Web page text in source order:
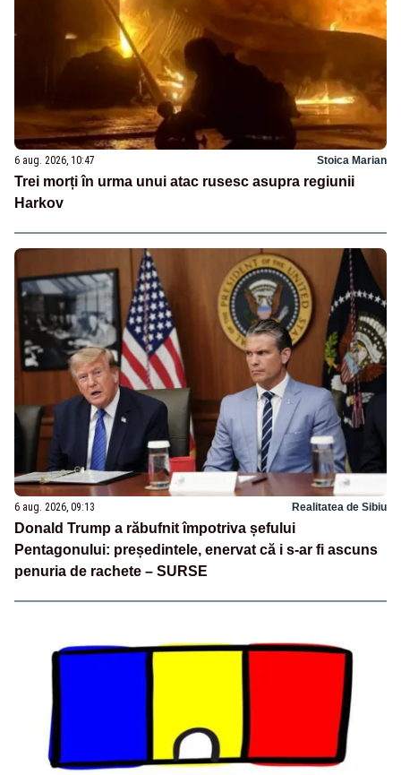
6 aug. 2026, 10:47 Stoica Marian
Trei morți în urma unui atac rusesc asupra regiunii
Harkov
6 aug. 2026, 09:13 Realitatea de Sibiu
Donald Trump a răbufnit împotriva șefului
Pentagonului: președintele, enervat că i s-ar fi ascuns
penuria de rachete – SURSE